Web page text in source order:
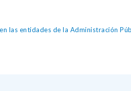
las entidades de la Administración